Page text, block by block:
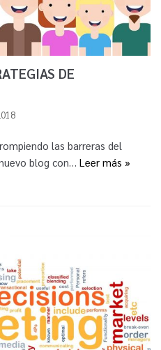
DE
las barreras del
blog con… Leer más »